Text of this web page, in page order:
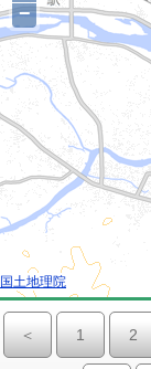
国土地理院
−
＜ 1 2